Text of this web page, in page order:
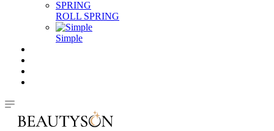
ROLL SPRING
Simple